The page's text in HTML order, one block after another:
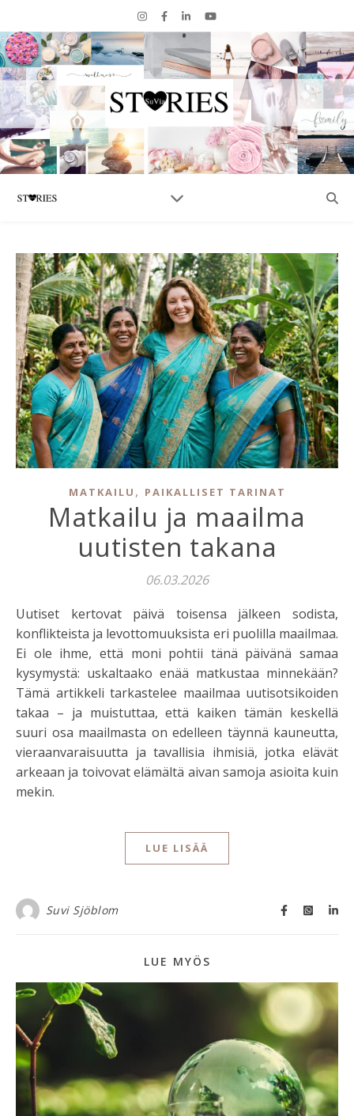
MATKAILU , PAIKALLISET TARINAT
Matkailu ja maailma
uutisten takana
06.03.2026
Uutiset kertovat päivä toisensa jälkeen sodista,
konflikteista ja levottomuuksista eri puolilla maailmaa.
Ei ole ihme, että moni pohtii tänä päivänä samaa
kysymystä: uskaltaako enää matkustaa minnekään?
Tämä artikkeli tarkastelee maailmaa uutisotsikoiden
takaa – ja muistuttaa, että kaiken tämän keskellä
suuri osa maailmasta on edelleen täynnä kauneutta,
vieraanvaraisuutta ja tavallisia ihmisiä, jotka elävät
arkeaan ja toivovat elämältä aivan samoja asioita kuin
mekin.
LUE LISÄÄ
Suvi Sjöblom
LUE MYÖS